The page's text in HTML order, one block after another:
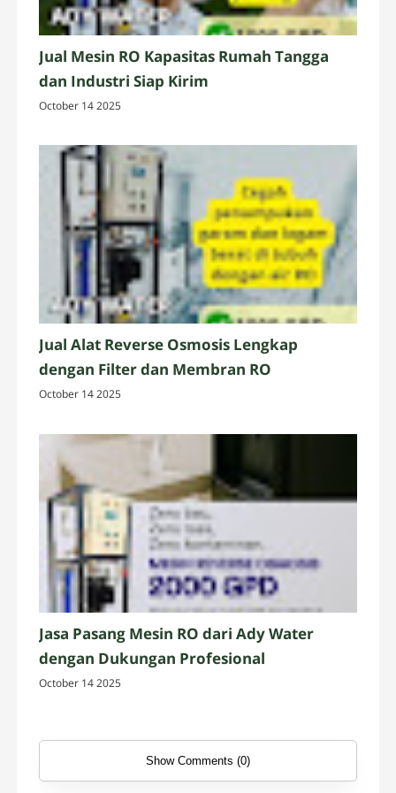
Jual Mesin RO Kapasitas Rumah Tangga
dan Industri Siap Kirim
October 14 2025
Jual Alat Reverse Osmosis Lengkap
dengan Filter dan Membran RO
October 14 2025
Jasa Pasang Mesin RO dari Ady Water
dengan Dukungan Profesional
October 14 2025
Show Comments (0)